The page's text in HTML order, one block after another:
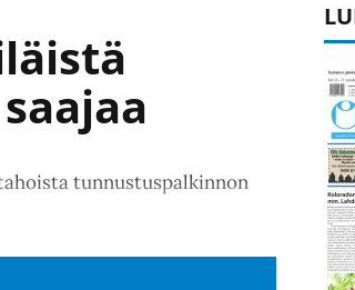
tunnustuspalkinnon